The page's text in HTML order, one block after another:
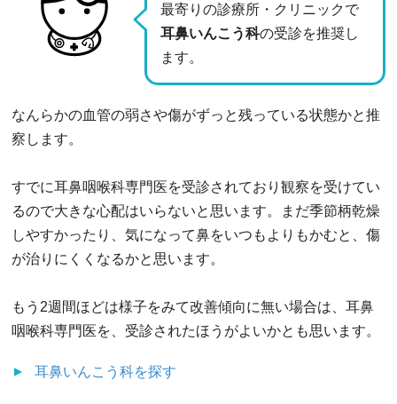
最寄りの診療所・クリニックで
耳鼻いんこう科の受診を推奨し
ます。
なんらかの血管の弱さや傷がずっと残っている状態かと推
察します。
すでに耳鼻咽喉科専門医を受診されており観察を受けてい
るので大きな心配はいらないと思います。まだ季節柄乾燥
しやすかったり、気になって鼻をいつもよりもかむと、傷
が治りにくくなるかと思います。
もう2週間ほどは様子をみて改善傾向に無い場合は、耳鼻
咽喉科専門医を、受診されたほうがよいかとも思います。
耳鼻いんこう科を探す